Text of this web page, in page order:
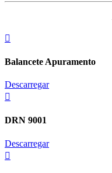
Balancete Apuramento
Descarregar
DRN 9001
Descarregar